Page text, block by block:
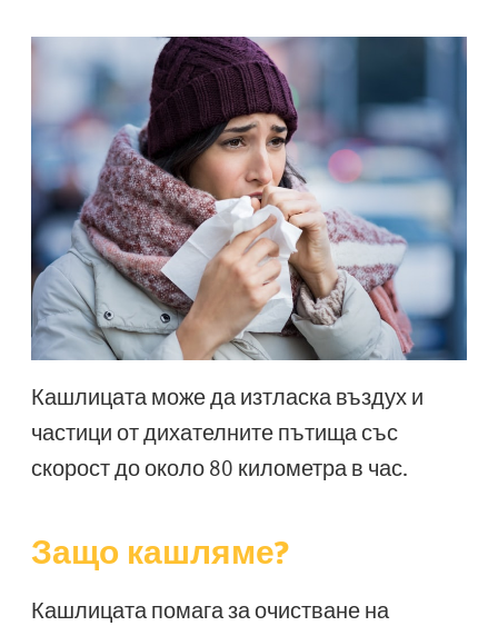
Кашлицата може да изтласка въздух и
частици от дихателните пътища със
скорост до около 80 километра в час.
Защо кашляме?
Кашлицата помага за очистване на